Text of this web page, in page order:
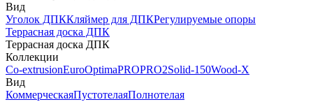
Вид
Уголок ДПККляймер для ДПКРегулируемые опоры
Террасная доска ДПК
Террасная доска ДПК
Коллекции
Co-extrusionEuroOptimaPROPRO2Solid-150Wood-X
Вид
КоммерческаяПустотелаяПолнотелая